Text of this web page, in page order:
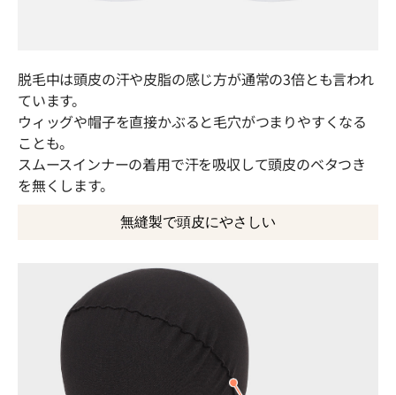
脱毛中は頭皮の汗や皮脂の感じ方が通常の3倍とも言われ
ています。
ウィッグや帽子を直接かぶると毛穴がつまりやすくなる
ことも。
スムースインナーの着用で汗を吸収して頭皮のベタつき
を無くします。
無縫製で頭皮にやさしい